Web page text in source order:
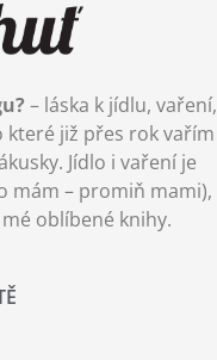
– láska k jídlu, vaření,
které již přes rok vařím
Jídlo i vaření je
mám – promiň mami),
oblíbené knihy.